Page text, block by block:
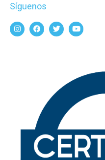
Síguenos